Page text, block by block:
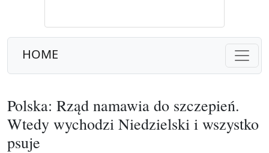
HOME
Polska: Rząd namawia do szczepień.
Wtedy wychodzi Niedzielski i wszystko
psuje